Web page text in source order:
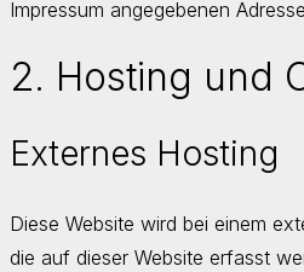
Impressum angegebenen
2. Hosting und
Externes Hosting
Diese Website wird bei einem
die auf dieser Website erfasst